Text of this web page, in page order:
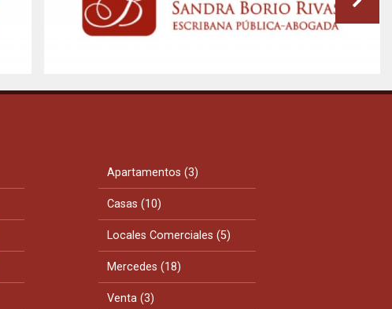
Apartamentos (3)
Casas (10)
Locales Comerciales (5)
Mercedes (18)
Venta (3)